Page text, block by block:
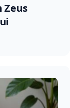
Zeus